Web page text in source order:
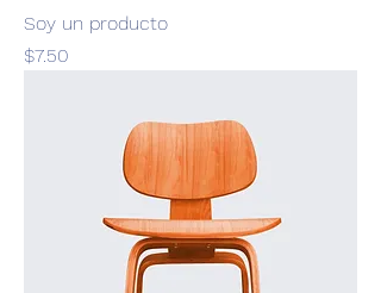
Soy un producto
Precio
$7.50